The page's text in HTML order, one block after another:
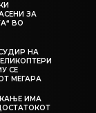
ЗА
ВО
НА
СЕ
МЕГАРА
ИМА